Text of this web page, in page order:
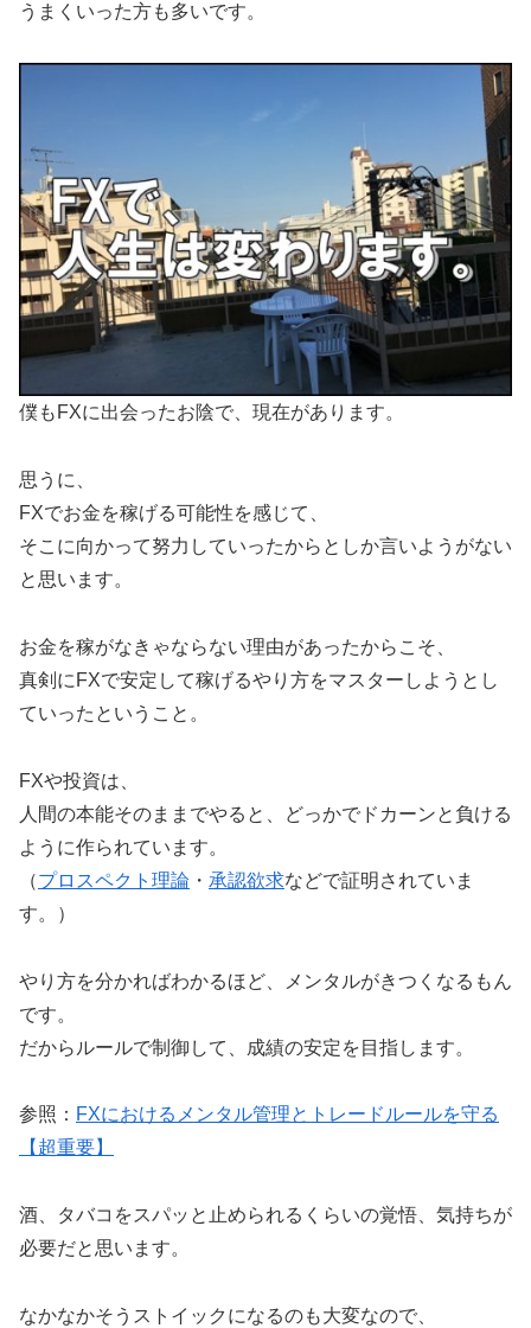
うまくいった方も多いです。
僕もFXに出会ったお陰で、現在があります。
思うに、
FXでお金を稼げる可能性を感じて、
そこに向かって努力していったからとしか言いようがない
と思います。
お金を稼がなきゃならない理由があったからこそ、
真剣にFXで安定して稼げるやり方をマスターしようとし
ていったということ。
FXや投資は、
人間の本能そのままでやると、どっかでドカーンと負ける
ように作られています。
（プロスペクト理論 ・ 承認欲求などで証明されていま
す。）
やり方を分かればわかるほど、メンタルがきつくなるもん
です。
だからルールで制御して、成績の安定を目指します。
参照： FXにおけるメンタル管理とトレードルールを守る
【超重要】
酒、タバコをスパッと止められるくらいの覚悟、気持ちが
必要だと思います。
なかなかそうストイックになるのも大変なので、